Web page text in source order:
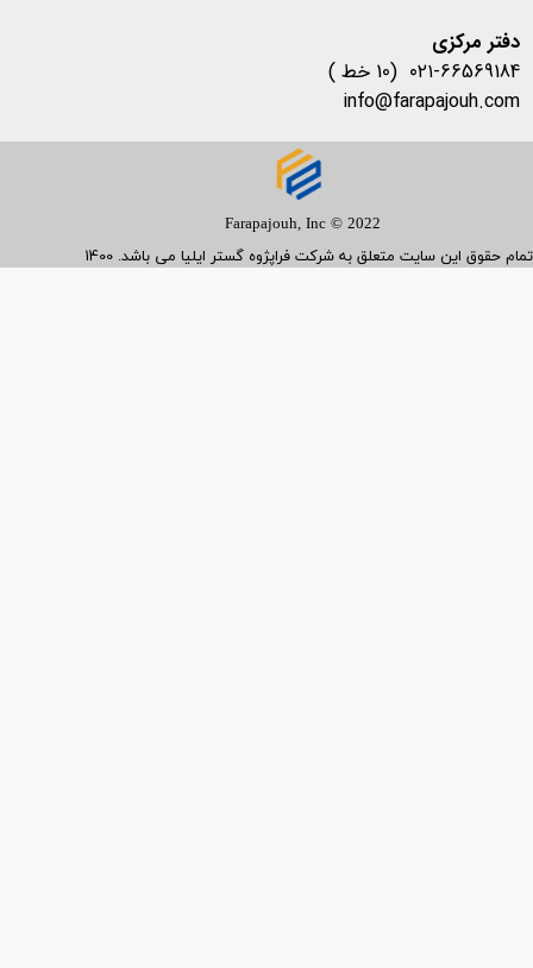
​​​​​​​دفتر مرکزی
۰۲۱-66569184 (10 خط )
info@farapajouh.com
Farapajouh, Inc © 2022